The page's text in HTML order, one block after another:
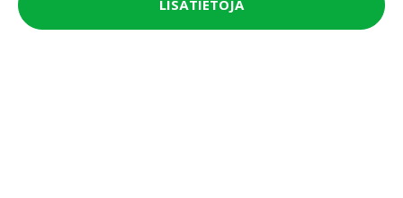
LISÄTIETOJA